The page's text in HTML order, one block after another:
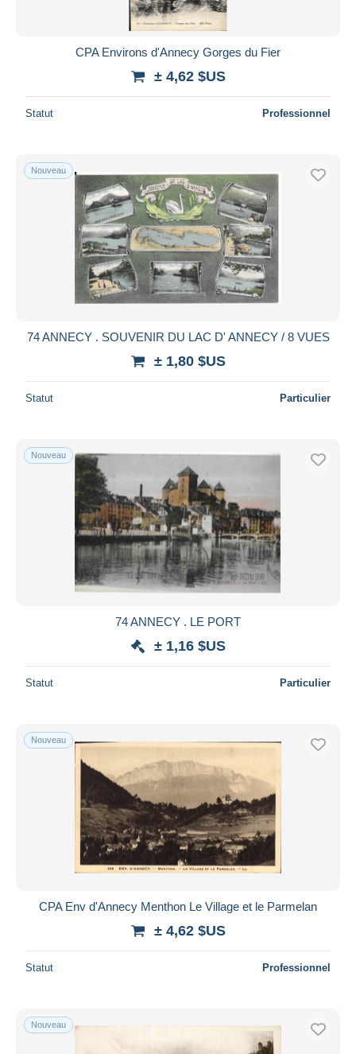
CPA Environs d'Annecy Gorges du Fier
± 4,62 $US
Statut Professionnel
Nouveau
74 ANNECY . SOUVENIR DU LAC D' ANNECY / 8 VUES
± 1,80 $US
Statut Particulier
Nouveau
74 ANNECY . LE PORT
± 1,16 $US
Statut Particulier
Nouveau
CPA Env d'Annecy Menthon Le Village et le Parmelan
± 4,62 $US
Statut Professionnel
Nouveau